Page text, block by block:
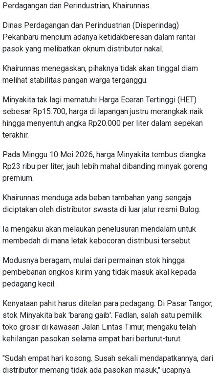
Perdagangan dan Perindustrian, Khairunnas.
Dinas Perdagangan dan Perindustrian (Disperindag)
Pekanbaru mencium adanya ketidakberesan dalam rantai
pasok yang melibatkan oknum distributor nakal.
Khairunnas menegaskan, pihaknya tidak akan tinggal diam
melihat stabilitas pangan warga terganggu.
Minyakita tak lagi mematuhi Harga Eceran Tertinggi (HET)
sebesar Rp15.700, harga di lapangan justru merangkak naik
hingga menyentuh angka Rp20.000 per liter dalam sepekan
terakhir.
Pada Minggu 10 Mei 2026, harga Minyakita tembus diangka
Rp23 ribu per liter, jauh lebih mahal dibanding minyak goreng
premium.
Khairunnas menduga ada beban tambahan yang sengaja
diciptakan oleh distributor swasta di luar jalur resmi Bulog.
Ia mengakui akan melaukan penelusuran mendalam untuk
membedah di mana letak kebocoran distribusi tersebut.
Modusnya beragam, mulai dari permainan stok hingga
pembebanan ongkos kirim yang tidak masuk akal kepada
pedagang kecil.
Kenyataan pahit harus ditelan para pedagang. Di Pasar Tangor,
stok Minyakita bak 'barang gaib'. Fadlan, salah satu pemilik
toko grosir di kawasan Jalan Lintas Timur, mengaku telah
kehilangan pasokan selama empat hari berturut-turut.
"Sudah empat hari kosong. Susah sekali mendapatkannya, dari
distributor memang tidak ada pasokan masuk," ucapnya.